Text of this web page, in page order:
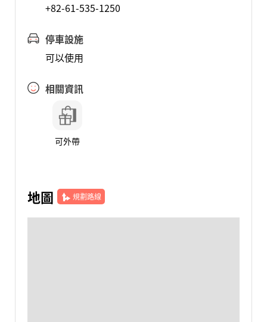
+82-61-535-1250
停車設施
可以使用
相關資訊
可外帶
地圖 規劃路線